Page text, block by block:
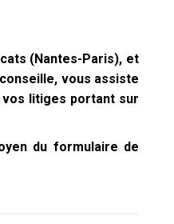
(Nantes-Paris), et
vous assiste
vos litiges portant sur
du formulaire de